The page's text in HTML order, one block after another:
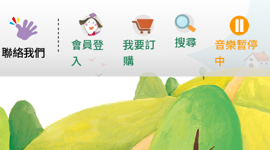
會員登
入
我要訂
購
搜尋
音樂暫停
中
聯絡我們